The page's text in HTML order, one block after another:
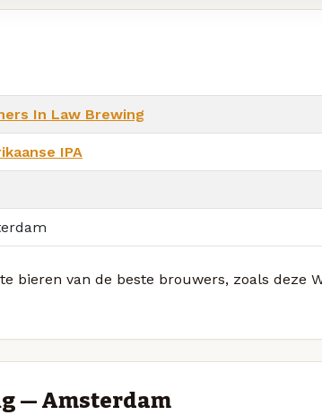
In Law Brewing
IPA
bieren van de beste brouwers, zoals deze
— Amsterdam